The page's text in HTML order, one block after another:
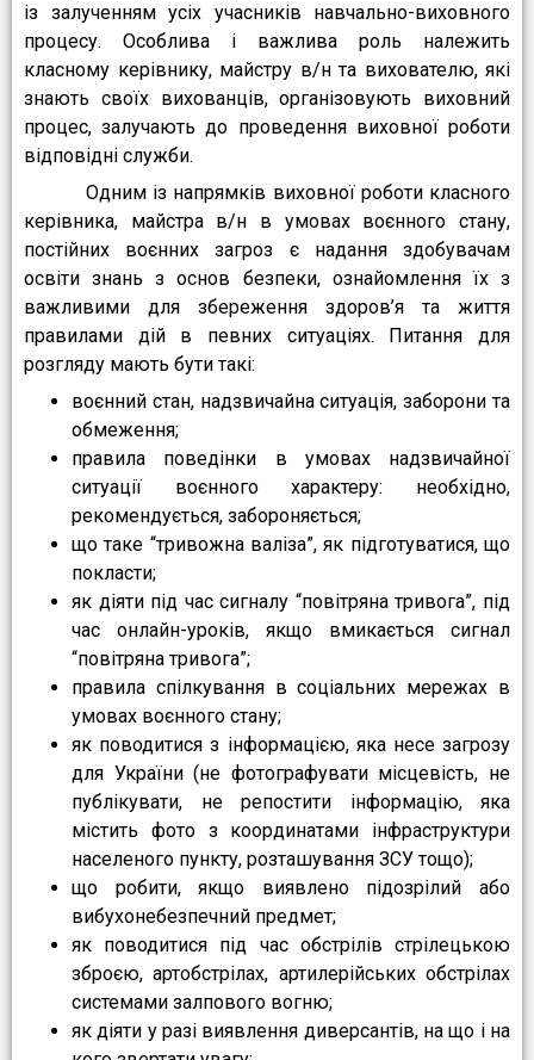
із залученням усіх учасників навчально-виховного
процесу. Особлива і важлива роль належить
класному керівнику, майстру в/н та вихователю, які
знають своїх вихованців, організовують виховний
процес, залучають до проведення виховної роботи
відповідні служби.
Одним із напрямків виховної роботи класного
керівника, майстра в/н в умовах воєнного стану,
постійних воєнних загроз є надання здобувачам
освіти знань з основ безпеки, ознайомлення їх з
важливими для збереження здоров’я та життя
правилами дій в певних ситуаціях. Питання для
розгляду мають бути такі:
воєнний стан, надзвичайна ситуація, заборони та
обмеження;
правила поведінки в умовах надзвичайної
ситуації воєнного характеру: необхідно,
рекомендується, забороняється;
що таке “тривожна валіза”, як підготуватися, що
покласти;
як діяти під час сигналу “повітряна тривога”, під
час онлайн-уроків, якщо вмикається сигнал
“повітряна тривога”;
правила спілкування в соціальних мережах в
умовах воєнного стану;
як поводитися з інформацією, яка несе загрозу
для України (не фотографувати місцевість, не
публікувати, не репостити інформацію, яка
містить фото з координатами інфраструктури
населеного пункту, розташування ЗСУ тощо);
що робити, якщо виявлено підозрілий або
вибухонебезпечний предмет;
як поводитися під час обстрілів стрілецькою
зброєю, артобстрілах, артилерійських обстрілах
системами залпового вогню;
як діяти у разі виявлення диверсантів, на що і на